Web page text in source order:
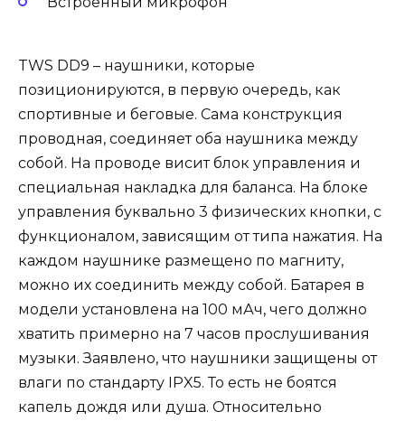
TWS DD9 – наушники, которые
позиционируются, в первую очередь, как
спортивные и беговые. Сама конструкция
проводная, соединяет оба наушника между
собой. На проводе висит блок управления и
специальная накладка для баланса. На блоке
управления буквально 3 физических кнопки, с
функционалом, зависящим от типа нажатия. На
каждом наушнике размещено по магниту,
можно их соединить между собой. Батарея в
модели установлена на 100 мАч, чего должно
хватить примерно на 7 часов прослушивания
музыки. Заявлено, что наушники защищены от
влаги по стандарту IPX5. То есть не боятся
капель дождя или душа. Относительно